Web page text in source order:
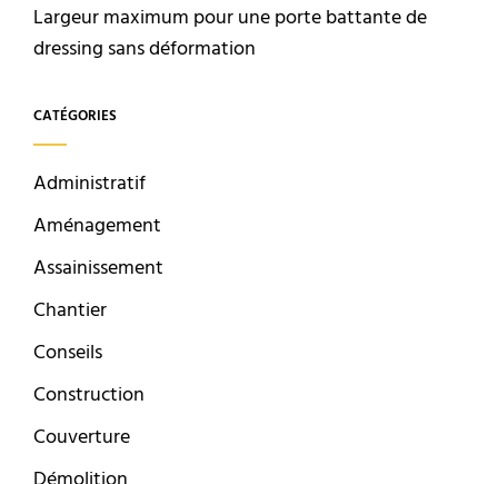
Largeur maximum pour une porte battante de
dressing sans déformation
CATÉGORIES
Administratif
Aménagement
Assainissement
Chantier
Conseils
Construction
Couverture